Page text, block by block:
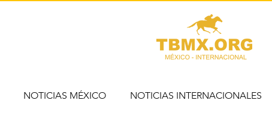
NOTICIAS MÉXICO NOTICIAS INTERNACIONALES